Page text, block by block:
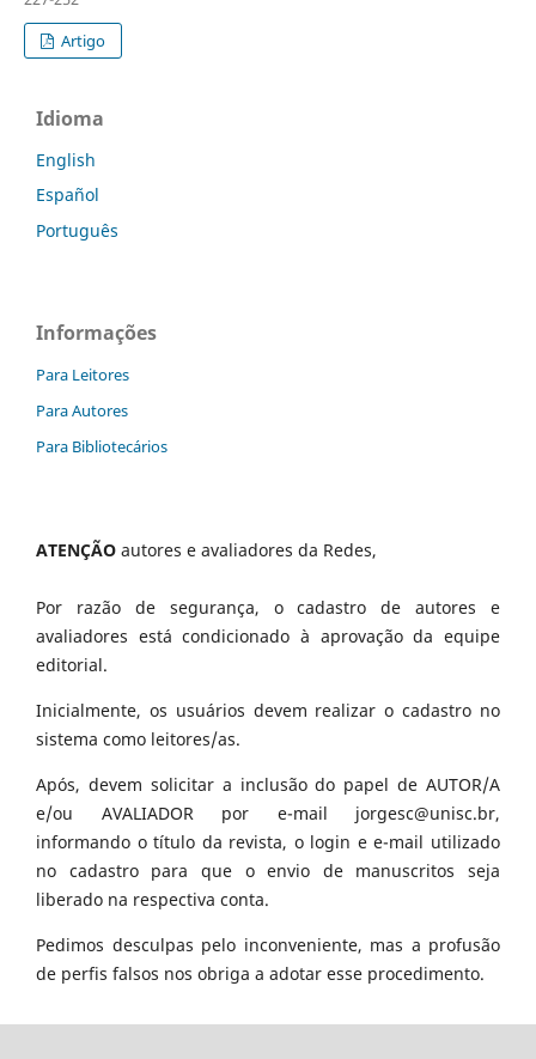
Artigo
Idioma
English
Español
Português
Informações
Para Leitores
Para Autores
Para Bibliotecários
ATENÇÃO autores e avaliadores da Redes,
Por razão de segurança, o cadastro de autores e
avaliadores está condicionado à aprovação da equipe
editorial.
Inicialmente, os usuários devem realizar o cadastro no
sistema como leitores/as.
Após, devem solicitar a inclusão do papel de AUTOR/A
e/ou AVALIADOR por e-mail jorgesc@unisc.br,
informando o título da revista, o login e e-mail utilizado
no cadastro para que o envio de manuscritos seja
liberado na respectiva conta.
Pedimos desculpas pelo inconveniente, mas a profusão
de perfis falsos nos obriga a adotar esse procedimento.